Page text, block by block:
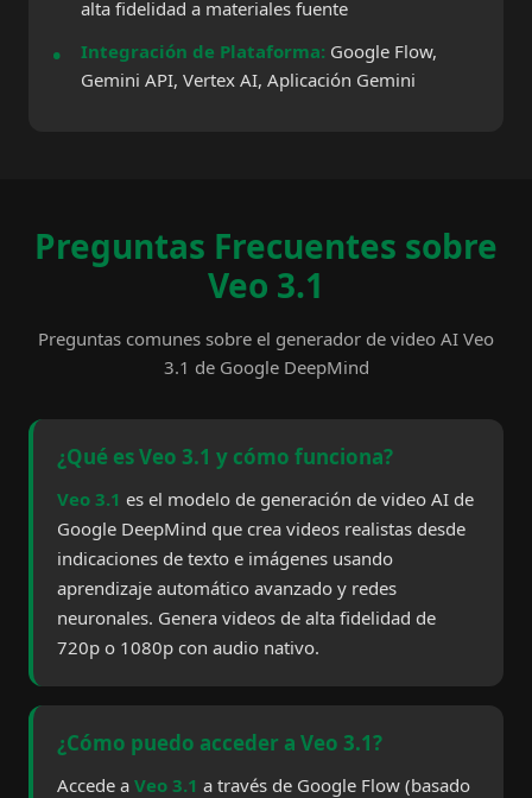
alta fidelidad a materiales fuente
Integración de Plataforma: Google Flow,
Gemini API, Vertex AI, Aplicación Gemini
Preguntas Frecuentes sobre
Veo 3.1
Preguntas comunes sobre el generador de video AI Veo
3.1 de Google DeepMind
¿Qué es Veo 3.1 y cómo funciona?
Veo 3.1 es el modelo de generación de video AI de
Google DeepMind que crea videos realistas desde
indicaciones de texto e imágenes usando
aprendizaje automático avanzado y redes
neuronales. Genera videos de alta fidelidad de
720p o 1080p con audio nativo.
¿Cómo puedo acceder a Veo 3.1?
Accede a Veo 3.1 a través de Google Flow (basado